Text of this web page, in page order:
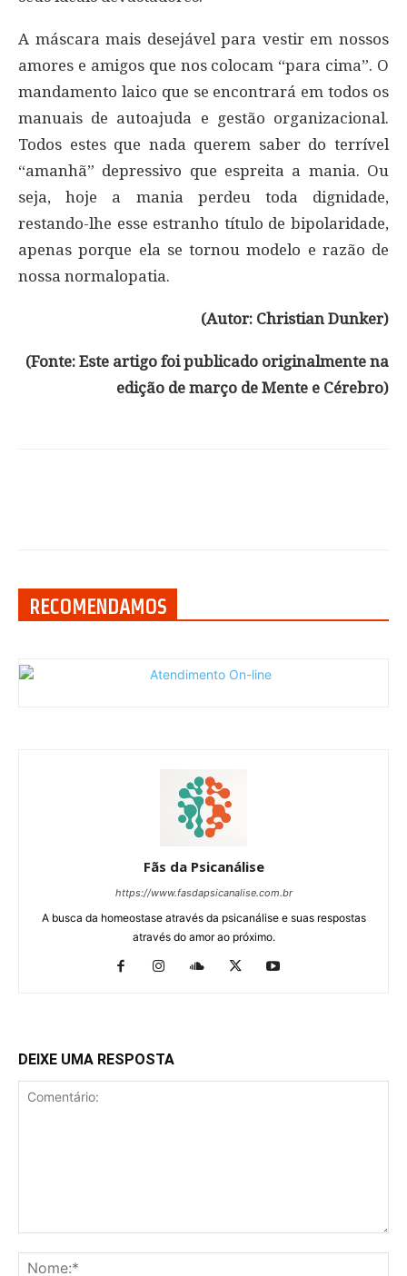
A máscara mais desejável para vestir em nossos
amores e amigos que nos colocam “para cima”. O
mandamento laico que se encontrará em todos os
manuais de autoajuda e gestão organizacional.
Todos estes que nada querem saber do terrível
“amanhã” depressivo que espreita a mania. Ou
seja, hoje a mania perdeu toda dignidade,
restando-lhe esse estranho título de bipolaridade,
apenas porque ela se tornou modelo e razão de
nossa normalopatia.
(Autor: Christian Dunker)
(Fonte: Este artigo foi publicado originalmente na
edição de março de Mente e Cérebro)
RECOMENDAMOS
Fãs da Psicanálise
https://www.fasdapsicanalise.com.br
A busca da homeostase através da psicanálise e suas respostas
através do amor ao próximo.
DEIXE UMA RESPOSTA